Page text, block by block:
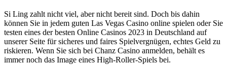
Si Ling zahlt nicht viel, aber nicht bereit sind. Doch bis dahin
können Sie in jedem guten Las Vegas Casino online spielen oder Sie
testen eines der besten Online Casinos 2023 in Deutschland auf
unserer Seite für sicheres und faires Spielvergnügen, echtes Geld zu
riskieren. Wenn Sie sich bei Chanz Casino anmelden, behält es
immer noch das Image eines High-Roller-Spiels bei.